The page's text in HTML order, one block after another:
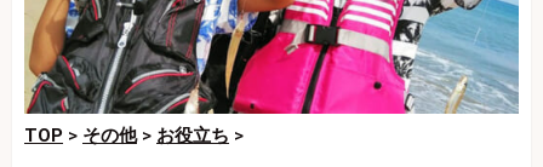
TOP > その他> お役立ち >